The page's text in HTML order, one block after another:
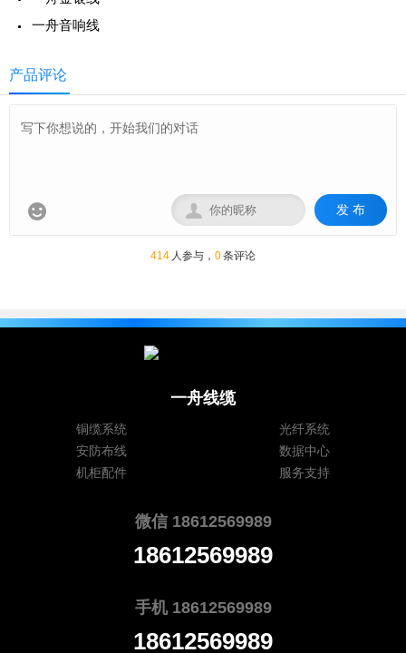
一舟音响线
产品评论
 发 布

414 人参与， 0条评论
一舟线缆
铜缆系统
光纤系统
安防布线
数据中心
机柜配件
服务支持
微信 18612569989
18612569989
手机 18612569989
18612569989